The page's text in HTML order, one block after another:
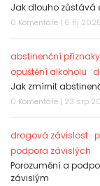
Jak dlouho zůstává
0 Komentáře | 6 říj 2025
abstinenční
opuštění alkoholu
Jak zmírnit
0 Komentáře | 23 srp
drogová závislost
podpora závislých
Porozumění a
závislým